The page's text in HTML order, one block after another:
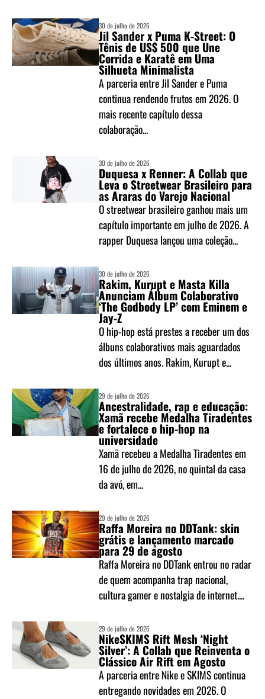
30 de julho de 2026
Jil Sander x Puma K-Street: O
Tênis de US$ 500 que Une
Corrida e Karatê em Uma
Silhueta Minimalista
A parceria entre Jil Sander e Puma
continua rendendo frutos em 2026. O
mais recente capítulo dessa
colaboração...
30 de julho de 2026
Duquesa x Renner: A Collab que
Leva o Streetwear Brasileiro para
as Araras do Varejo Nacional
O streetwear brasileiro ganhou mais um
capítulo importante em julho de 2026. A
rapper Duquesa lançou uma coleção...
30 de julho de 2026
Rakim, Kurupt e Masta Killa
Anunciam Álbum Colaborativo
‘The Godbody LP’ com Eminem e
Jay-Z
O hip-hop está prestes a receber um dos
álbuns colaborativos mais aguardados
dos últimos anos. Rakim, Kurupt e...
29 de julho de 2026
Ancestralidade, rap e educação:
Xamã recebe Medalha Tiradentes
e fortalece o hip-hop na
universidade
Xamã recebeu a Medalha Tiradentes em
16 de julho de 2026, no quintal da casa
da avó, em...
29 de julho de 2026
Raffa Moreira no DDTank: skin
grátis e lançamento marcado
para 29 de agosto
Raffa Moreira no DDTank entrou no radar
de quem acompanha trap nacional,
cultura gamer e nostalgia de internet....
29 de julho de 2026
NikeSKIMS Rift Mesh ‘Night
Silver’: A Collab que Reinventa o
Clássico Air Rift em Agosto
A parceria entre Nike e SKIMS continua
entregando novidades em 2026. O